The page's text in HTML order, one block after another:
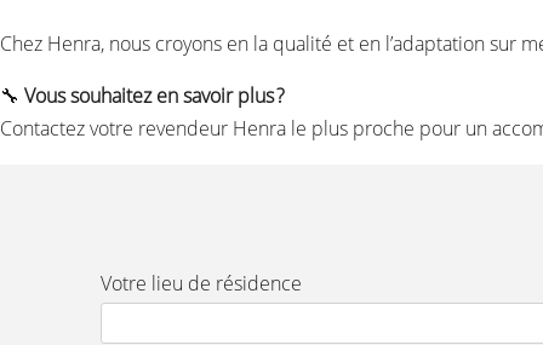
Chez Henra, nous croyons en la qualité et en l’adaptation sur
🔧 Vous souhaitez en savoir plus ?
Contactez votre revendeur Henra le plus proche pour un
Votre lieu de résidence